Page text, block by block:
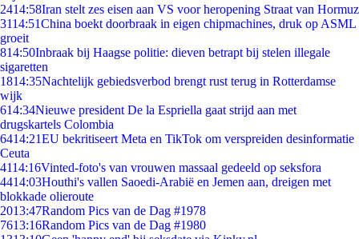
2414:58Iran stelt zes eisen aan VS voor heropening Straat van Hormuz
3114:51China boekt doorbraak in eigen chipmachines, druk op ASML
groeit
814:50Inbraak bij Haagse politie: dieven betrapt bij stelen illegale
sigaretten
1814:35Nachtelijk gebiedsverbod brengt rust terug in Rotterdamse
wijk
614:34Nieuwe president De la Espriella gaat strijd aan met
drugskartels Colombia
6414:21EU bekritiseert Meta en TikTok om verspreiden desinformatie
Ceuta
4114:16Vinted-foto's van vrouwen massaal gedeeld op seksfora
4414:03Houthi's vallen Saoedi-Arabië en Jemen aan, dreigen met
blokkade olieroute
2013:47Random Pics van de Dag #1978
7613:16Random Pics van de Dag #1980